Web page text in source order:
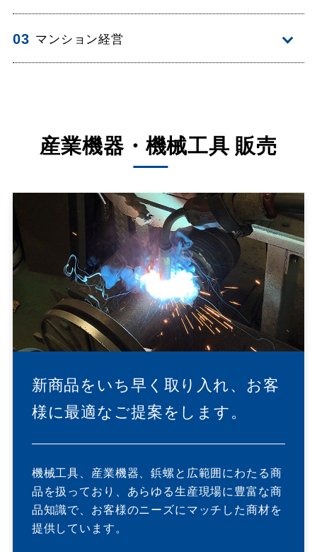
03 マンション経営
産業機器・機械工具 販売
新商品をいち早く取り入れ、 お客
様に最適なご提案をします。
機械工具、産業機器、鋲螺と広範囲にわたる商
品を扱っており、あらゆる生産現場に豊富な商
品知識で、お客様のニーズにマッチした商材を
提供しています。